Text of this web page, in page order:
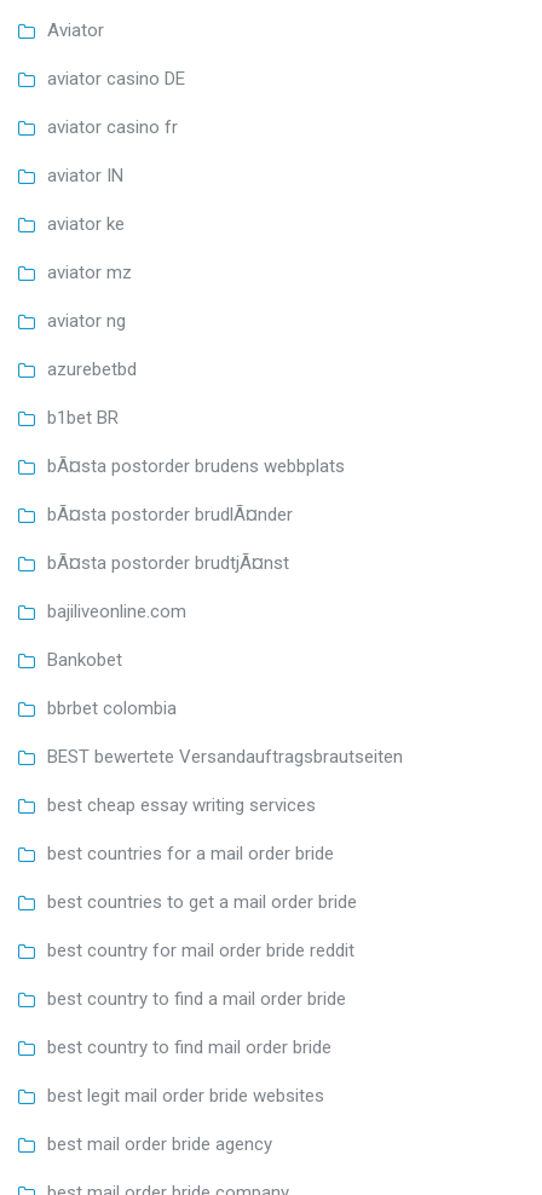
Aviator
aviator casino DE
aviator casino fr
aviator IN
aviator ke
aviator mz
aviator ng
azurebetbd
b1bet BR
bÃ¤sta postorder brudens webbplats
bÃ¤sta postorder brudlÃ¤nder
bÃ¤sta postorder brudtjÃ¤nst
bajiliveonline.com
Bankobet
bbrbet colombia
BEST bewertete Versandauftragsbrautseiten
best cheap essay writing services
best countries for a mail order bride
best countries to get a mail order bride
best country for mail order bride reddit
best country to find a mail order bride
best country to find mail order bride
best legit mail order bride websites
best mail order bride agency